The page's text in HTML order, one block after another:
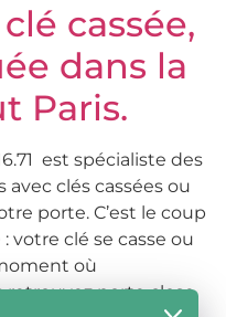
cassée,
dans la
Paris.
est spécialiste des
clés cassées ou
porte. C’est le coup
votre clé se casse ou
où
retrouvez porte close